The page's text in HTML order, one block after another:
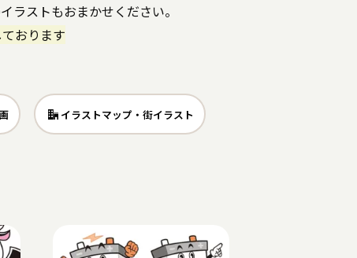
ラストもおまかせください。
おります
イラストマップ・街イラスト